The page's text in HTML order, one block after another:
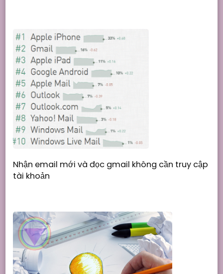
Nhận email mới và đọc gmail không cần truy cập
tài khoản